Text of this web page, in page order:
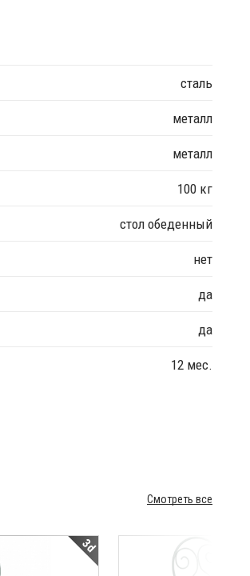
сталь
металл
металл
100 кг
стол обеденный
нет
да
да
12 мес.
Смотреть все
3d